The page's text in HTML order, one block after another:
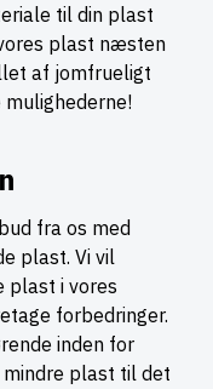
til din plast
plast næsten
af jomfrueligt
fra os med
plast. Vi vil
plast i vores
forbedringer.
inden for
plast til det